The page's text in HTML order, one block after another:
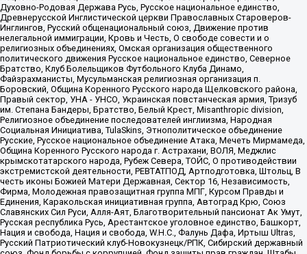
Духовно-Родовая Держава Русь, Русское национальное единство,
Древнерусской Инглистической церкви Православных Староверов-
Инглингов, Русский общенациональный союз, Движение против
нелегальной иммиграции, Кровь и Честь, О свободе совести и о
религиозных объединениях, Омская организация общественного
политического движения Русское национальное единство, Северное
Братство, Клуб Болельщиков Футбольного Клуба Динамо,
Файзрахманисты, Мусульманская религиозная организация п.
Боровский, Община Коренного Русского народа Щелковского района,
Правый сектор, УНА - УНСО, Украинская повстанческая армия, Тризуб
им. Степана Бандеры, Братство, Белый Крест, Misanthropic division,
Религиозное объединение последователей инглиизма, Народная
Социальная Инициатива, TulaSkins, Этнополитическое объединение
Русские, Русское национальное объединение Атака, Мечеть Мирмамеда,
Община Коренного Русского народа г. Астрахани, ВОЛЯ, Меджлис
крымскотатарского народа, Рубеж Севера, ТОЙС, О противодействии
экстремистской деятельности, РЕВТАТПОД, Артподготовка, Штольц, В
честь иконы Божией Матери Державная, Сектор 16, Независимость,
Фирма, Молодежная правозащитная группа МПГ, Курсом Правды и
Единения, Каракольская инициативная группа, Автоград Крю, Союз
Славянских Сил Руси, Алля-Аят, Благотворительный пансионат Ак Умут,
Русская республика Русь, Арестантское уголовное единство, Башкорт,
Нация и свобода, Нация и свобода, W.H.С., Фалунь Дафа, Иртыш Ultras,
Русский Патриотический клуб-Новокузнецк/РПК, Сибирский державный